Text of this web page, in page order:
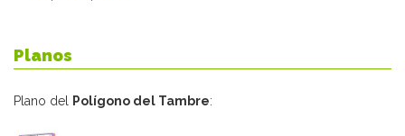
Planos
Plano del Polígono del Tambre: